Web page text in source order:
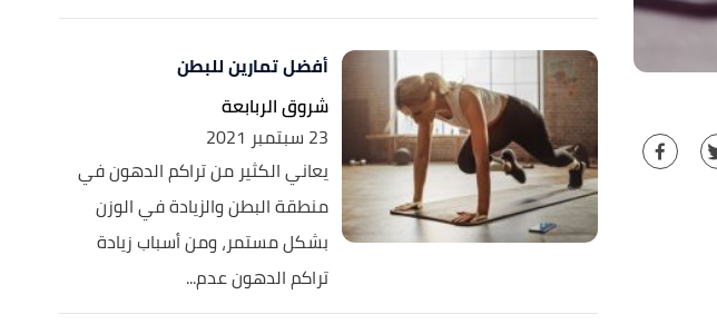
أفضل تمارين للبطن
شروق الربابعة
23 سبتمبر 2021
يعاني الكثير من تراكم الدهون في
منطقة البطن والزيادة في الوزن
بشكل مستمر، ومن أسباب زيادة
تراكم الدهون عدم...